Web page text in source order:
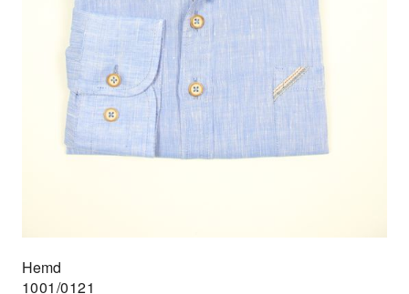
Hemd
1001/0121